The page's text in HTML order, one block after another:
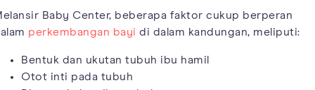
Baby Center, beberapa faktor cukup berperan
perkembangan bayi di dalam kandungan, meliputi:
Bentuk dan ukutan tubuh ibu hamil
Otot inti pada tubuh